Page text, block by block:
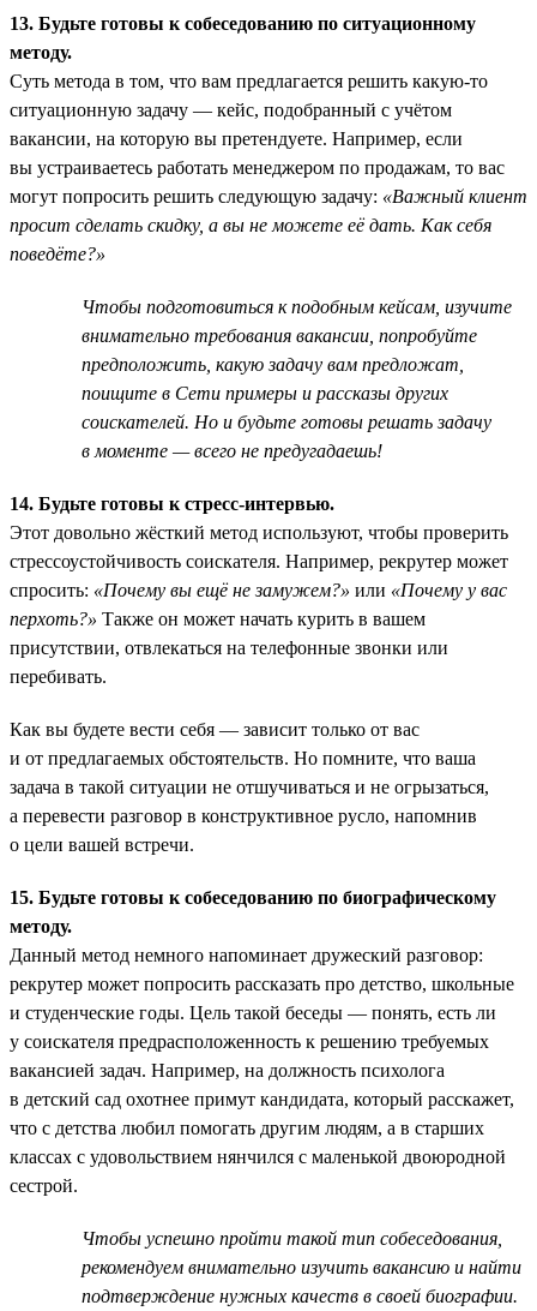
13. Будьте готовы к собеседованию по ситуационному
методу.
Суть метода в том, что вам предлагается решить какую-то
ситуационную задачу — кейс, подобранный с учётом
вакансии, на которую вы претендуете. Например, если
вы устраиваетесь работать менеджером по продажам, то вас
могут попросить решить следующую задачу: «Важный клиент
просит сделать скидку, а вы не можете её дать. Как себя
поведёте?»
Чтобы подготовиться к подобным кейсам, изучите
внимательно требования вакансии, попробуйте
предположить, какую задачу вам предложат,
поищите в Сети примеры и рассказы других
соискателей. Но и будьте готовы решать задачу
в моменте — всего не предугадаешь!
14. Будьте готовы к стресс-интервью.
Этот довольно жёсткий метод используют, чтобы проверить
стрессоустойчивость соискателя. Например, рекрутер может
спросить: «Почему вы ещё не замужем?» или «Почему у вас
перхоть?» Также он может начать курить в вашем
присутствии, отвлекаться на телефонные звонки или
перебивать.
Как вы будете вести себя — зависит только от вас
и от предлагаемых обстоятельств. Но помните, что ваша
задача в такой ситуации не отшучиваться и не огрызаться,
а перевести разговор в конструктивное русло, напомнив
о цели вашей встречи.
15. Будьте готовы к собеседованию по биографическому
методу.
Данный метод немного напоминает дружеский разговор:
рекрутер может попросить рассказать про детство, школьные
и студенческие годы. Цель такой беседы — понять, есть ли
у соискателя предрасположенность к решению требуемых
вакансией задач. Например, на должность психолога
в детский сад охотнее примут кандидата, который расскажет,
что с детства любил помогать другим людям, а в старших
классах с удовольствием нянчился с маленькой двоюродной
сестрой.
Чтобы успешно пройти такой тип собеседования,
рекомендуем внимательно изучить вакансию и найти
подтверждение нужных качеств в своей биографии.